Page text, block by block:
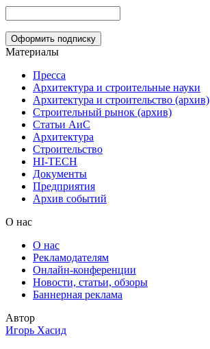
Материалы
Пресса
Архитектура и строительные науки
Архитектура и строительство (архив)
Строительный рынок (архив)
Статьи АиС
Архитектура
Строительство
HI-TECH
Документы
Предприятия
Архив событий
О нас
О нас
Рекламодателям
Онлайн-конференции
Новости, статьи, обзоры
Баннерная реклама
Автор
Игорь Хасид